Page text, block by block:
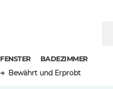
FENSTER
BADEZIMMER
Bewährt und Erprobt